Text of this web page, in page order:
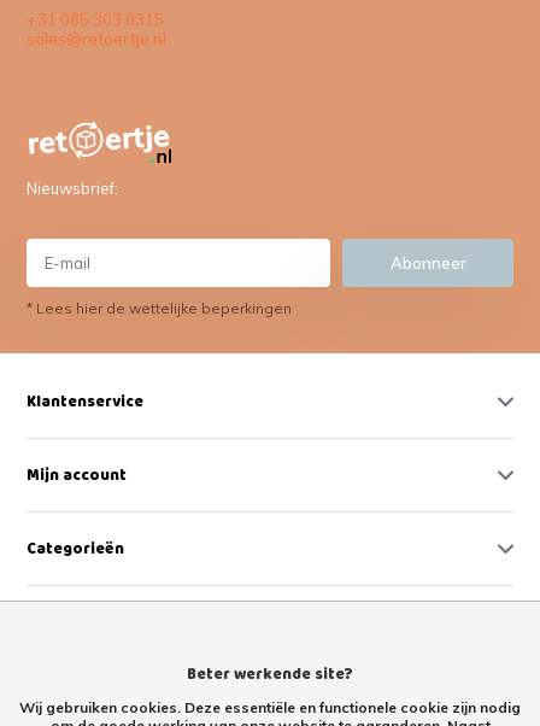
+31 085 303 0315
sales@retoertje.nl
Nieuwsbrief:
Abonneer
* Lees hier de wettelijke beperkingen
Klantenservice
Mijn account
Categorieën
Beter werkende site?
Wij gebruiken cookies. Deze essentiële en functionele cookie zijn nodig